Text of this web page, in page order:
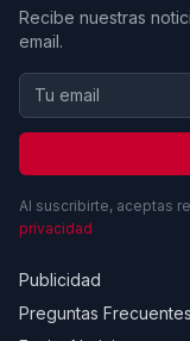
Recibe nuestras
email.
Al suscribirte, aceptas
privacidad
Publicidad
Preguntas Frecuentes